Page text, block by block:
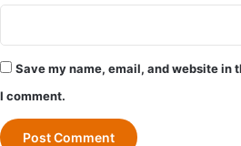
Save my name, email, and website in
I comment.